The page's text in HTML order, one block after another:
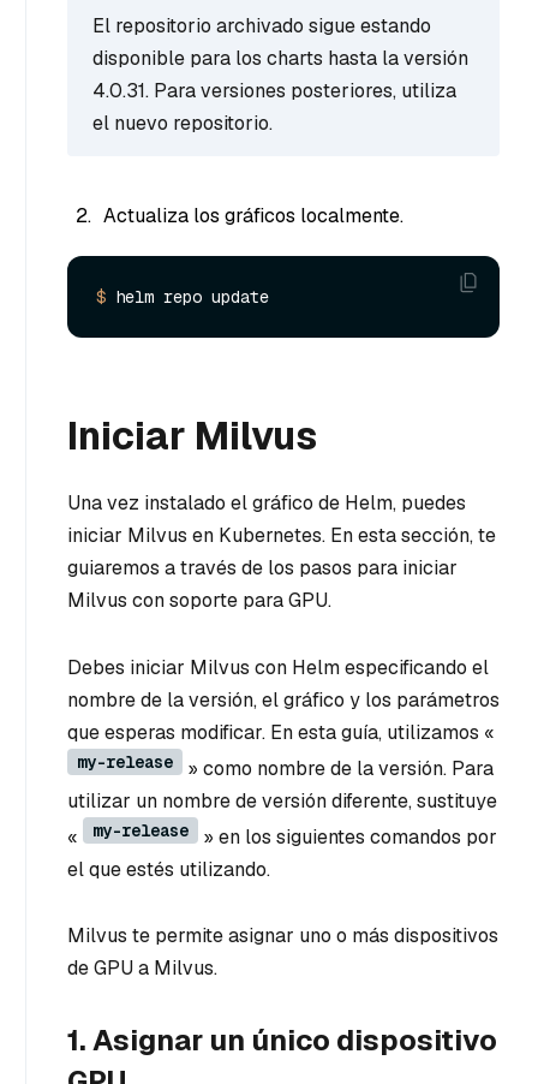
El repositorio archivado sigue estando
disponible para los charts hasta la versión
4.0.31. Para versiones posteriores, utiliza
el nuevo repositorio.
Actualiza los gráficos localmente.
$
Iniciar Milvus
Una vez instalado el gráfico de Helm, puedes
iniciar Milvus en Kubernetes. En esta sección, te
guiaremos a través de los pasos para iniciar
Milvus con soporte para GPU.
Debes iniciar Milvus con Helm especificando el
nombre de la versión, el gráfico y los parámetros
que esperas modificar. En esta guía, utilizamos «
my-release
» como nombre de la versión. Para
utilizar un nombre de versión diferente, sustituye
«
my-release
» en los siguientes comandos por
el que estés utilizando.
Milvus te permite asignar uno o más dispositivos
de GPU a Milvus.
1. Asignar un único dispositivo